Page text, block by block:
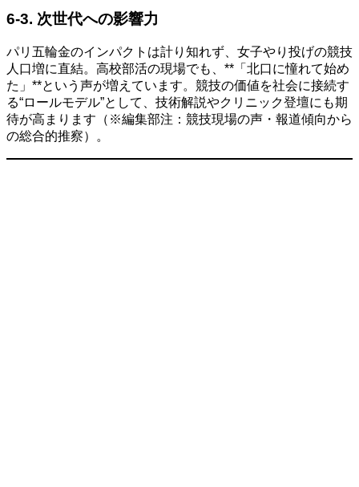
6-3. 次世代への影響力
パリ五輪金のインパクトは計り知れず、女子やり投げの競技
人口増に直結。高校部活の現場でも、**「北口に憧れて始め
た」**という声が増えています。競技の価値を社会に接続す
る“ロールモデル”として、技術解説やクリニック登壇にも期
待が高まります（※編集部注：競技現場の声・報道傾向から
の総合的推察）。